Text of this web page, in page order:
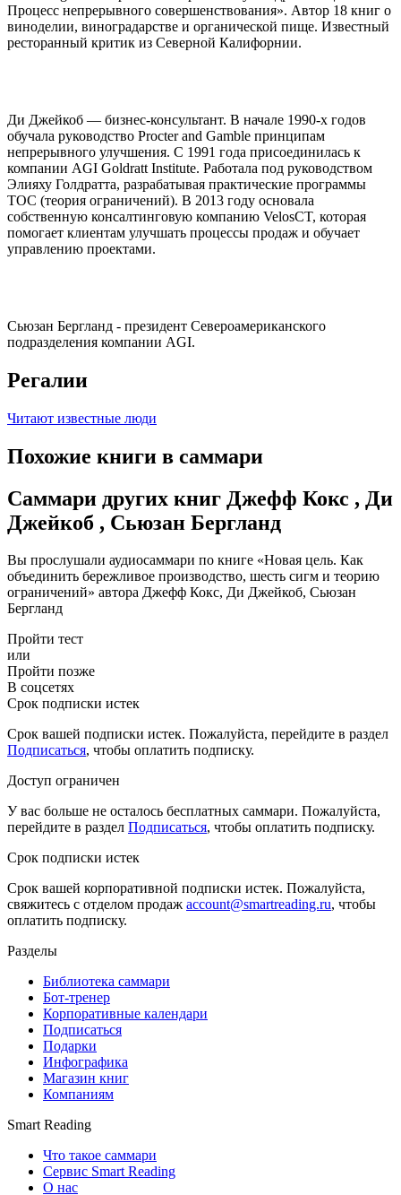
Процесс непрерывного совершенствования». Автор 18 книг о
виноделии, виноградарстве и органической пище. Известный
ресторанный критик из Северной Калифорнии.
Ди Джейкоб — бизнес-консультант. В начале 1990-х годов
обучала руководство Procter and Gamble принципам
непрерывного улучшения. С 1991 года присоединилась к
компании AGI Goldratt Institute. Работала под руководством
Элияху Голдратта, разрабатывая практические программы
ТОС (теория ограничений). В 2013 году основала
собственную консалтинговую компанию VelosCT, которая
помогает клиентам улучшать процессы продаж и обучает
управлению проектами.
Сьюзан Бергланд - президент Североамериканского
подразделения компании AGI.
Регалии
Читают известные люди
Похожие книги в саммари
Саммари других книг Джефф Кокс , Ди
Джейкоб , Сьюзан Бергланд
Вы прослушали аудиосаммари по книге «Новая цель. Как
объединить бережливое производство, шесть сигм и теорию
ограничений» автора Джефф Кокс, Ди Джейкоб, Сьюзан
Бергланд
Пройти тест
или
Пройти позже
В соцсетях
Срок подписки истек
Срок вашей подписки истек. Пожалуйста, перейдите в раздел
Подписаться, чтобы оплатить подписку.
Доступ ограничен
У вас больше не осталось бесплатных саммари. Пожалуйста,
перейдите в раздел Подписаться, чтобы оплатить подписку.
Срок подписки истек
Срок вашей корпоративной подписки истек. Пожалуйста,
свяжитесь с отделом продаж account@smartreading.ru, чтобы
оплатить подписку.
Разделы
Библиотека саммари
Бот-тренер
Корпоративные календари
Подписаться
Подарки
Инфографика
Магазин книг
Компаниям
Smart Reading
Что такое саммари
Сервис Smart Reading
О нас